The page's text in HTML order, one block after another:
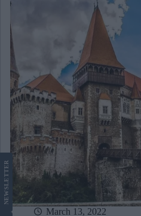
March 13, 2022
NEWS
LETTER